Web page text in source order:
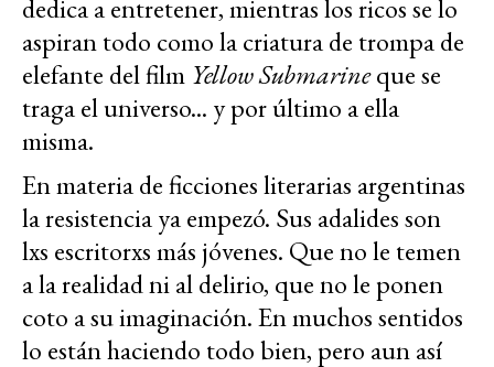
dedica a entretener, mientras los ricos se lo
aspiran todo como la criatura de trompa de
elefante del film Yellow Submarineque se
traga el universo... y por último a ella
misma.
En materia de ficciones literarias argentinas
la resistencia ya empezó. Sus adalides son
lxs escritorxs más jóvenes. Que no le temen
a la realidad ni al delirio, que no le ponen
coto a su imaginación. En muchos sentidos
lo están haciendo todo bien, pero aun así